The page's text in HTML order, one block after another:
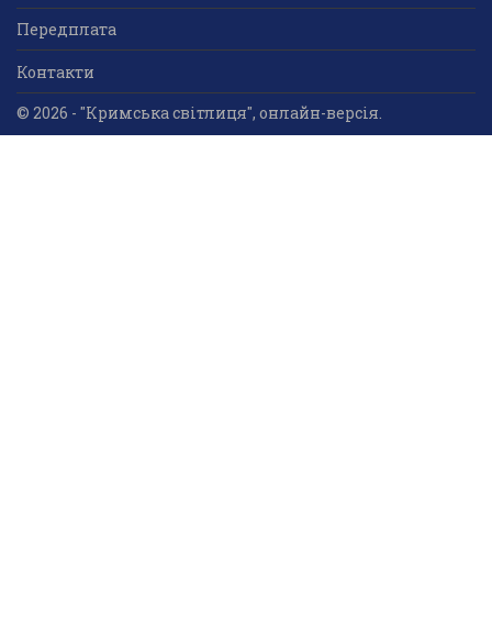
Передплата
Контакти
© 2026 - "Кримська світлиця", онлайн-версія.